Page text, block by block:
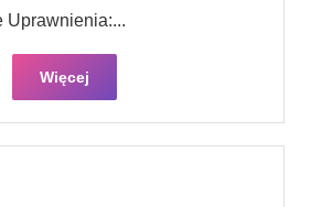
Uprawnienia:...
Więcej